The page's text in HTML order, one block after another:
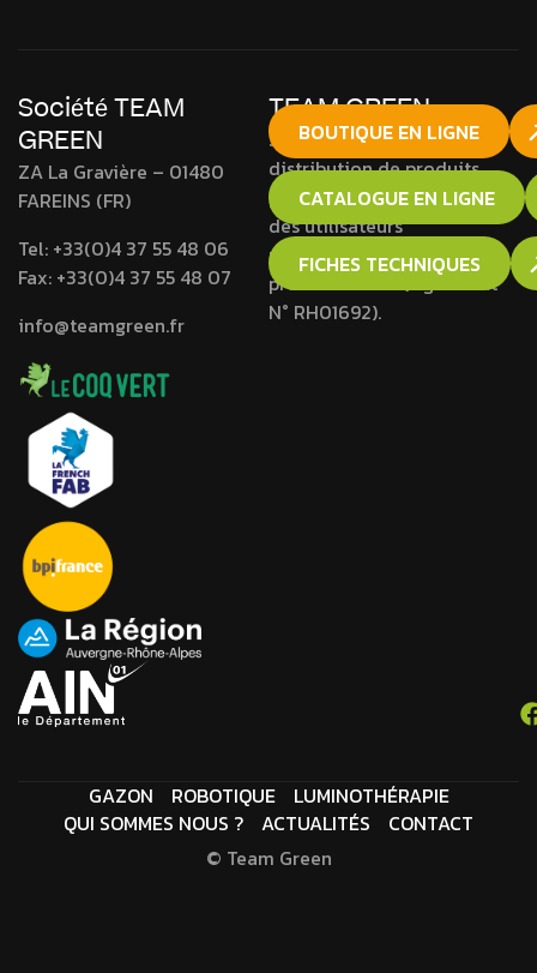
Société TEAM
GREEN
ZA La Gravière – 01480
FAREINS (FR)
Tel: +33(0)4 37 55 48 06
Fax: +33(0)4 37 55 48 07
info@teamgreen.fr
TEAM GREEN
Société agréée pour la
distribution de produits
phytopharmaceutiques à
des utilisateurs
professionnels et non
professionnels (Agrément
N° RH01692).
BOUTIQUE EN LIGNE
CATALOGUE EN LIGNE
FICHES TECHNIQUES
GAZON ROBOTIQUE
LUMINOTHÉRAPIE
QUI SOMMES NOUS ?
ACTUALITÉS
CONTACT
© Team Green